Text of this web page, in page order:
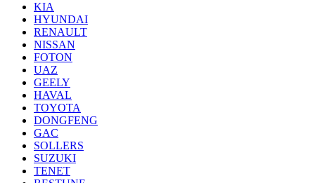
KIA
HYUNDAI
RENAULT
NISSAN
FOTON
UAZ
GEELY
HAVAL
TOYOTA
DONGFENG
GAC
SOLLERS
SUZUKI
TENET